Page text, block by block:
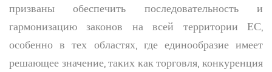
призваны обеспечить последовательность и
гармонизацию законов на всей территории ЕС,
особенно в тех областях, где единообразие имеет
решающее значение, таких как торговля, конкуренция